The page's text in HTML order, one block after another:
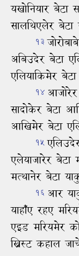
यखोनियार बेटा
सालथिएलेर बेटा
१३
अबिउदेर बेटा
एलियाकिमेर
१४
सादोकेर बेटा
आखिमेर बेटा
१५
एलेयाजारेर बेटा
मत्‍थानेर बेटा
१६ आर
याहाँए रहए
एइड मरियमेर
ख्रिस्‍ट कहाल